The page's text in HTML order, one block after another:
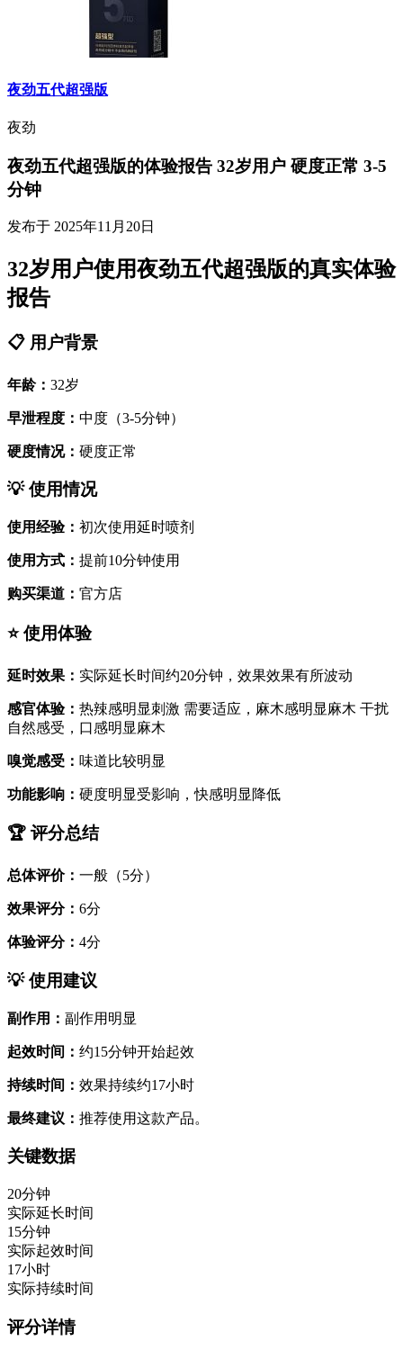
夜劲五代超强版
夜劲
夜劲五代超强版的体验报告 32岁用户 硬度正常 3-5
分钟
发布于 2025年11月20日
32岁用户使用夜劲五代超强版的真实体验
报告
📋 用户背景
年龄： 32岁
早泄程度： 中度（3-5分钟）
硬度情况： 硬度正常
💡 使用情况
使用经验： 初次使用延时喷剂
使用方式： 提前10分钟使用
购买渠道： 官方店
⭐ 使用体验
延时效果： 实际延长时间约20分钟，效果效果有所波动
感官体验： 热辣感明显刺激 需要适应，麻木感明显麻木 干扰
自然感受，口感明显麻木
嗅觉感受： 味道比较明显
功能影响： 硬度明显受影响，快感明显降低
🏆 评分总结
总体评价： 一般（5分）
效果评分： 6分
体验评分： 4分
💡 使用建议
副作用： 副作用明显
起效时间： 约15分钟开始起效
持续时间： 效果持续约17小时
最终建议： 推荐使用这款产品。
关键数据
20分钟
实际延长时间
15分钟
实际起效时间
17小时
实际持续时间
评分详情